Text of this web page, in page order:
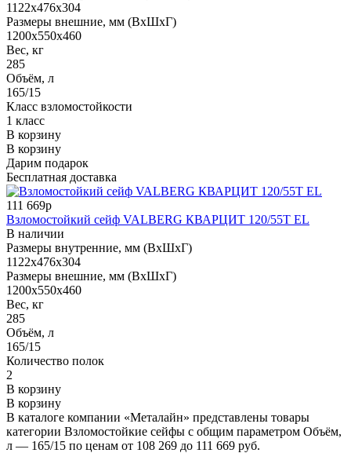
1122x476x304
Размеры внешние, мм (ВхШхГ)
1200x550x460
Вес, кг
285
Объём, л
165/15
Класс взломостойкости
1 класс
В корзину
В корзину
Дарим подарок
Бесплатная доставка
111 669р
Взломостойкий сейф VALBERG КВАРЦИТ 120/55T EL
В наличии
Размеры внутренние, мм (ВхШхГ)
1122x476x304
Размеры внешние, мм (ВхШхГ)
1200x550x460
Вес, кг
285
Объём, л
165/15
Количество полок
2
В корзину
В корзину
В каталоге компании «Металайн» представлены товары
категории Взломостойкие сейфы с общим параметром Объём,
л — 165/15 по ценам от 108 269 до 111 669 руб.